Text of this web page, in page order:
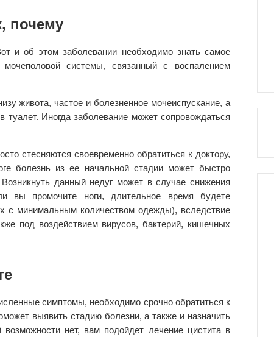
почему
и об этом заболевании необходимо знать самое
системы, связанный с воспалением
живота, частое и болезненное мочеиспускание, а
Иногда заболевание может сопровождаться
стесняются своевременно обратиться к доктору,
болезнь из ее начальной стадии может быстро
данный недуг может в случае снижения
вы промочите ноги, длительное время будете
с минимальным количеством одежды), вследствие
под воздействием вирусов, бактерий, кишечных
симптомы, необходимо срочно обратиться к
выявить стадию болезни, а также и назначить
нет, вам подойдет лечение цистита в